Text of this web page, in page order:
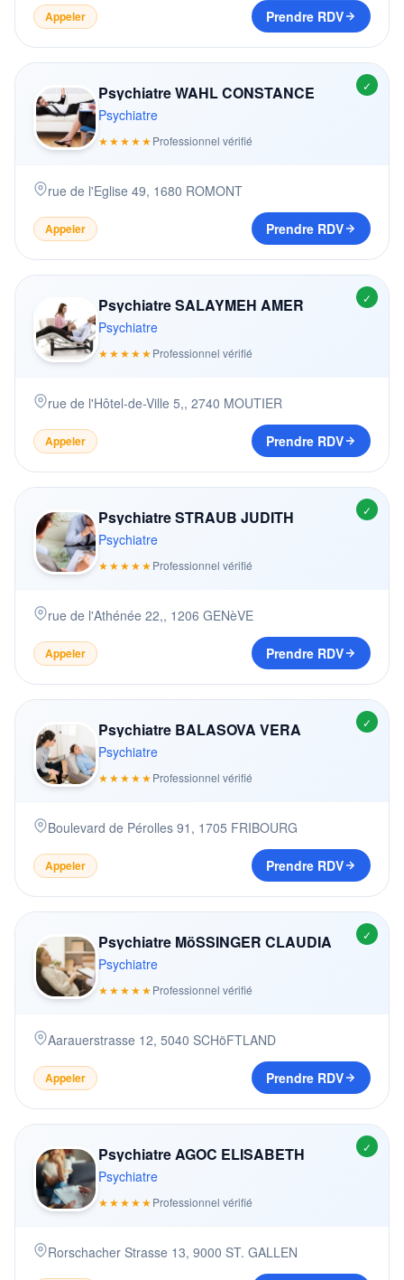
Appeler Prendre RDV
✓
Psychiatre WAHL CONSTANCE
Psychiatre
★★★★★Professionnel vérifié
rue de l'Eglise 49, 1680 ROMONT
Appeler Prendre RDV
✓
Psychiatre SALAYMEH AMER
Psychiatre
★★★★★Professionnel vérifié
rue de l'Hôtel-de-Ville 5,, 2740 MOUTIER
Appeler Prendre RDV
✓
Psychiatre STRAUB JUDITH
Psychiatre
★★★★★Professionnel vérifié
rue de l'Athénée 22,, 1206 GENèVE
Appeler Prendre RDV
✓
Psychiatre BALASOVA VERA
Psychiatre
★★★★★Professionnel vérifié
Boulevard de Pérolles 91 , 1705 FRIBOURG
Appeler Prendre RDV
✓
Psychiatre MöSSINGER CLAUDIA
Psychiatre
★★★★★Professionnel vérifié
Aarauerstrasse 12, 5040 SCHöFTLAND
Appeler Prendre RDV
✓
Psychiatre AGOC ELISABETH
Psychiatre
★★★★★Professionnel vérifié
Rorschacher Strasse 13, 9000 ST. GALLEN